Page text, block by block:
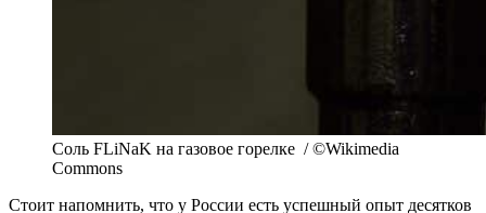
Соль FLiNaK на газовое горелке / ©Wikimedia
Commons
Стоит напомнить, что у России есть успешный опыт десятков